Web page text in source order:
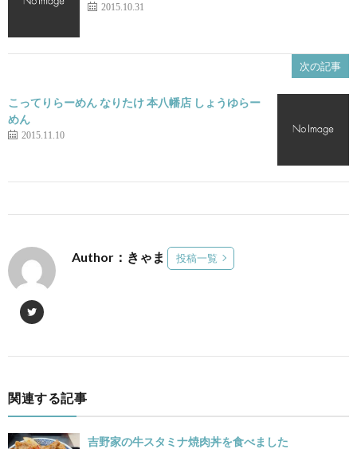
2015.10.31
次の記事
こってりらーめん なりたけ 本八幡店 しょうゆらー
めん
2015.11.10
Author：きゃま 投稿一覧
関連する記事
吉野家の牛スタミナ焼肉丼を食べました